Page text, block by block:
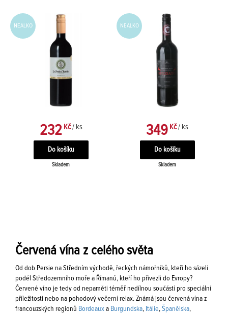
NEALKO
232 Kč / ks
Skladem
NEALKO
349 Kč / ks
Skladem
Červená vína z celého světa
Od dob Persie na Středním východě, řeckých námořníků, kteří ho sázeli
podél Středozemního moře a Římanů, kteří ho přivezli do Evropy?
Červené víno je tedy od nepaměti téměř nedílnou součástí pro speciální
příležitosti nebo na pohodový večerní relax. Známá jsou červená vína z
francouzských regionů Bordeaux a Burgundska, Itálie, Španělska,